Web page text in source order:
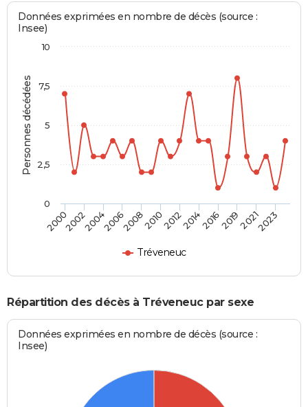
Personnes décédées
Données exprimées en nombre de décès (source :
Insee)
Tréveneuc
200020022004200620082010201220142016201920212023
0
10
2,5
5
7,5
Répartition des décès à Tréveneuc par sexe
Données exprimées en nombre de décès (source :
Insee)